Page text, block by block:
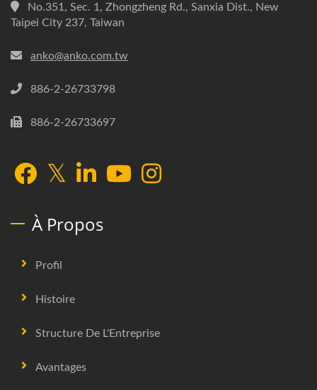
No.351, Sec. 1, Zhongzheng Rd., Sanxia Dist., New
Taipei City 237, Taiwan
anko@anko.com.tw
886-2-26733798
886-2-26733697
À Propos
Profil
Histoire
Structure De L'Entreprise
Avantages